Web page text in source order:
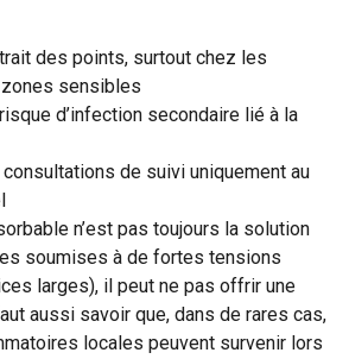
des points, surtout chez les
sensibles
d’infection secondaire lié à la
de suivi uniquement au
n’est pas toujours la solution
soumises à de fortes tensions
larges), il peut ne pas offrir une
aussi savoir que, dans de rares cas,
locales peuvent survenir lors